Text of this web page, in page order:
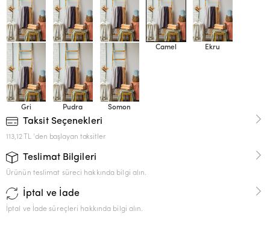
Yeşil A.Mavi Antrasit Camel Ekru
Gri Pudra Somon
Taksit Seçenekleri
113,12 TL 'den başlayan taksitler
Teslimat Bilgileri
Ürünün teslimat süreci hakkında bilgi alın.
İptal ve İade
İptal ve İade süreçleri hakkında bilgi alın.